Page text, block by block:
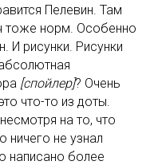
Пелевин. Там
тоже норм. Особенно
И рисунки. Рисунки
[спойлер]? Очень
что-то из доты.
на то, что
ничего не узнал
написано более